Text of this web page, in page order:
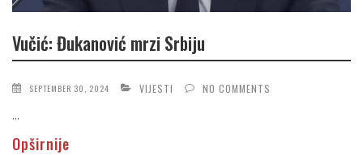
Vučić: Đukanović mrzi Srbiju
SEPTEMBER 30, 2024 VIJESTI NO COMMENTS
...
Opširnije